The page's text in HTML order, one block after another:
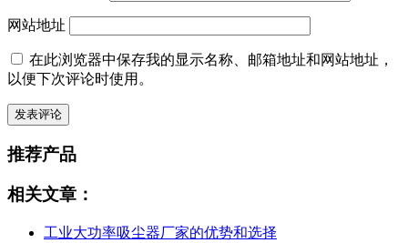
网站地址
在此浏览器中保存我的显示名称、邮箱地址和网站地址，
以便下次评论时使用。
推荐产品
相关文章：
工业大功率吸尘器厂家的优势和选择